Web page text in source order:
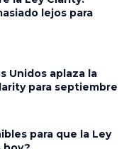
lejos para
Unidos aplaza la
para septiembre
para que la Ley